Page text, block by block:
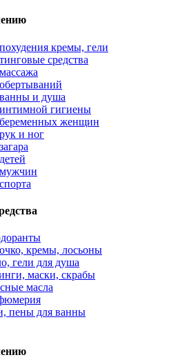
кремы, гели
средства
и душа
гигиены
женщин
и ног
кремы, лосьоны
гели для душа
маски, скрабы
масла
пены для ванны